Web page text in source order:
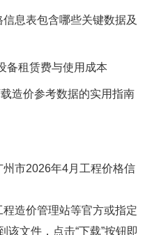
息表包含哪些关键数据及
备租赁费与使用成本
造价参考数据的实用指南
市2026年4月工程价格信
造价管理站等官方或指定
文件，点击“下载”按钮即